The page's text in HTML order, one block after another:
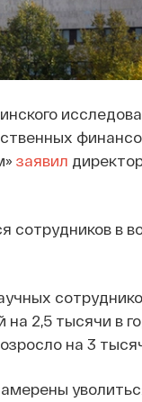
заявил
сотрудников в
2,5 тысячи в
на 3